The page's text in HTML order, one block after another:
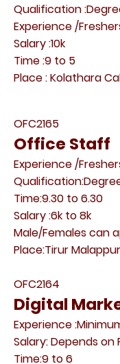
Qualification
Experience /
Salary :10k
Time :9 to 5
Place : Kolathara
OFC2165
Office Staff
Experience /
Time:9.30 to 6.30
Salary :6k to 8k
Male/Females can
Place:Tirur
OFC2164
Digital
Experience
Salary: Depends
Time:9 to 6